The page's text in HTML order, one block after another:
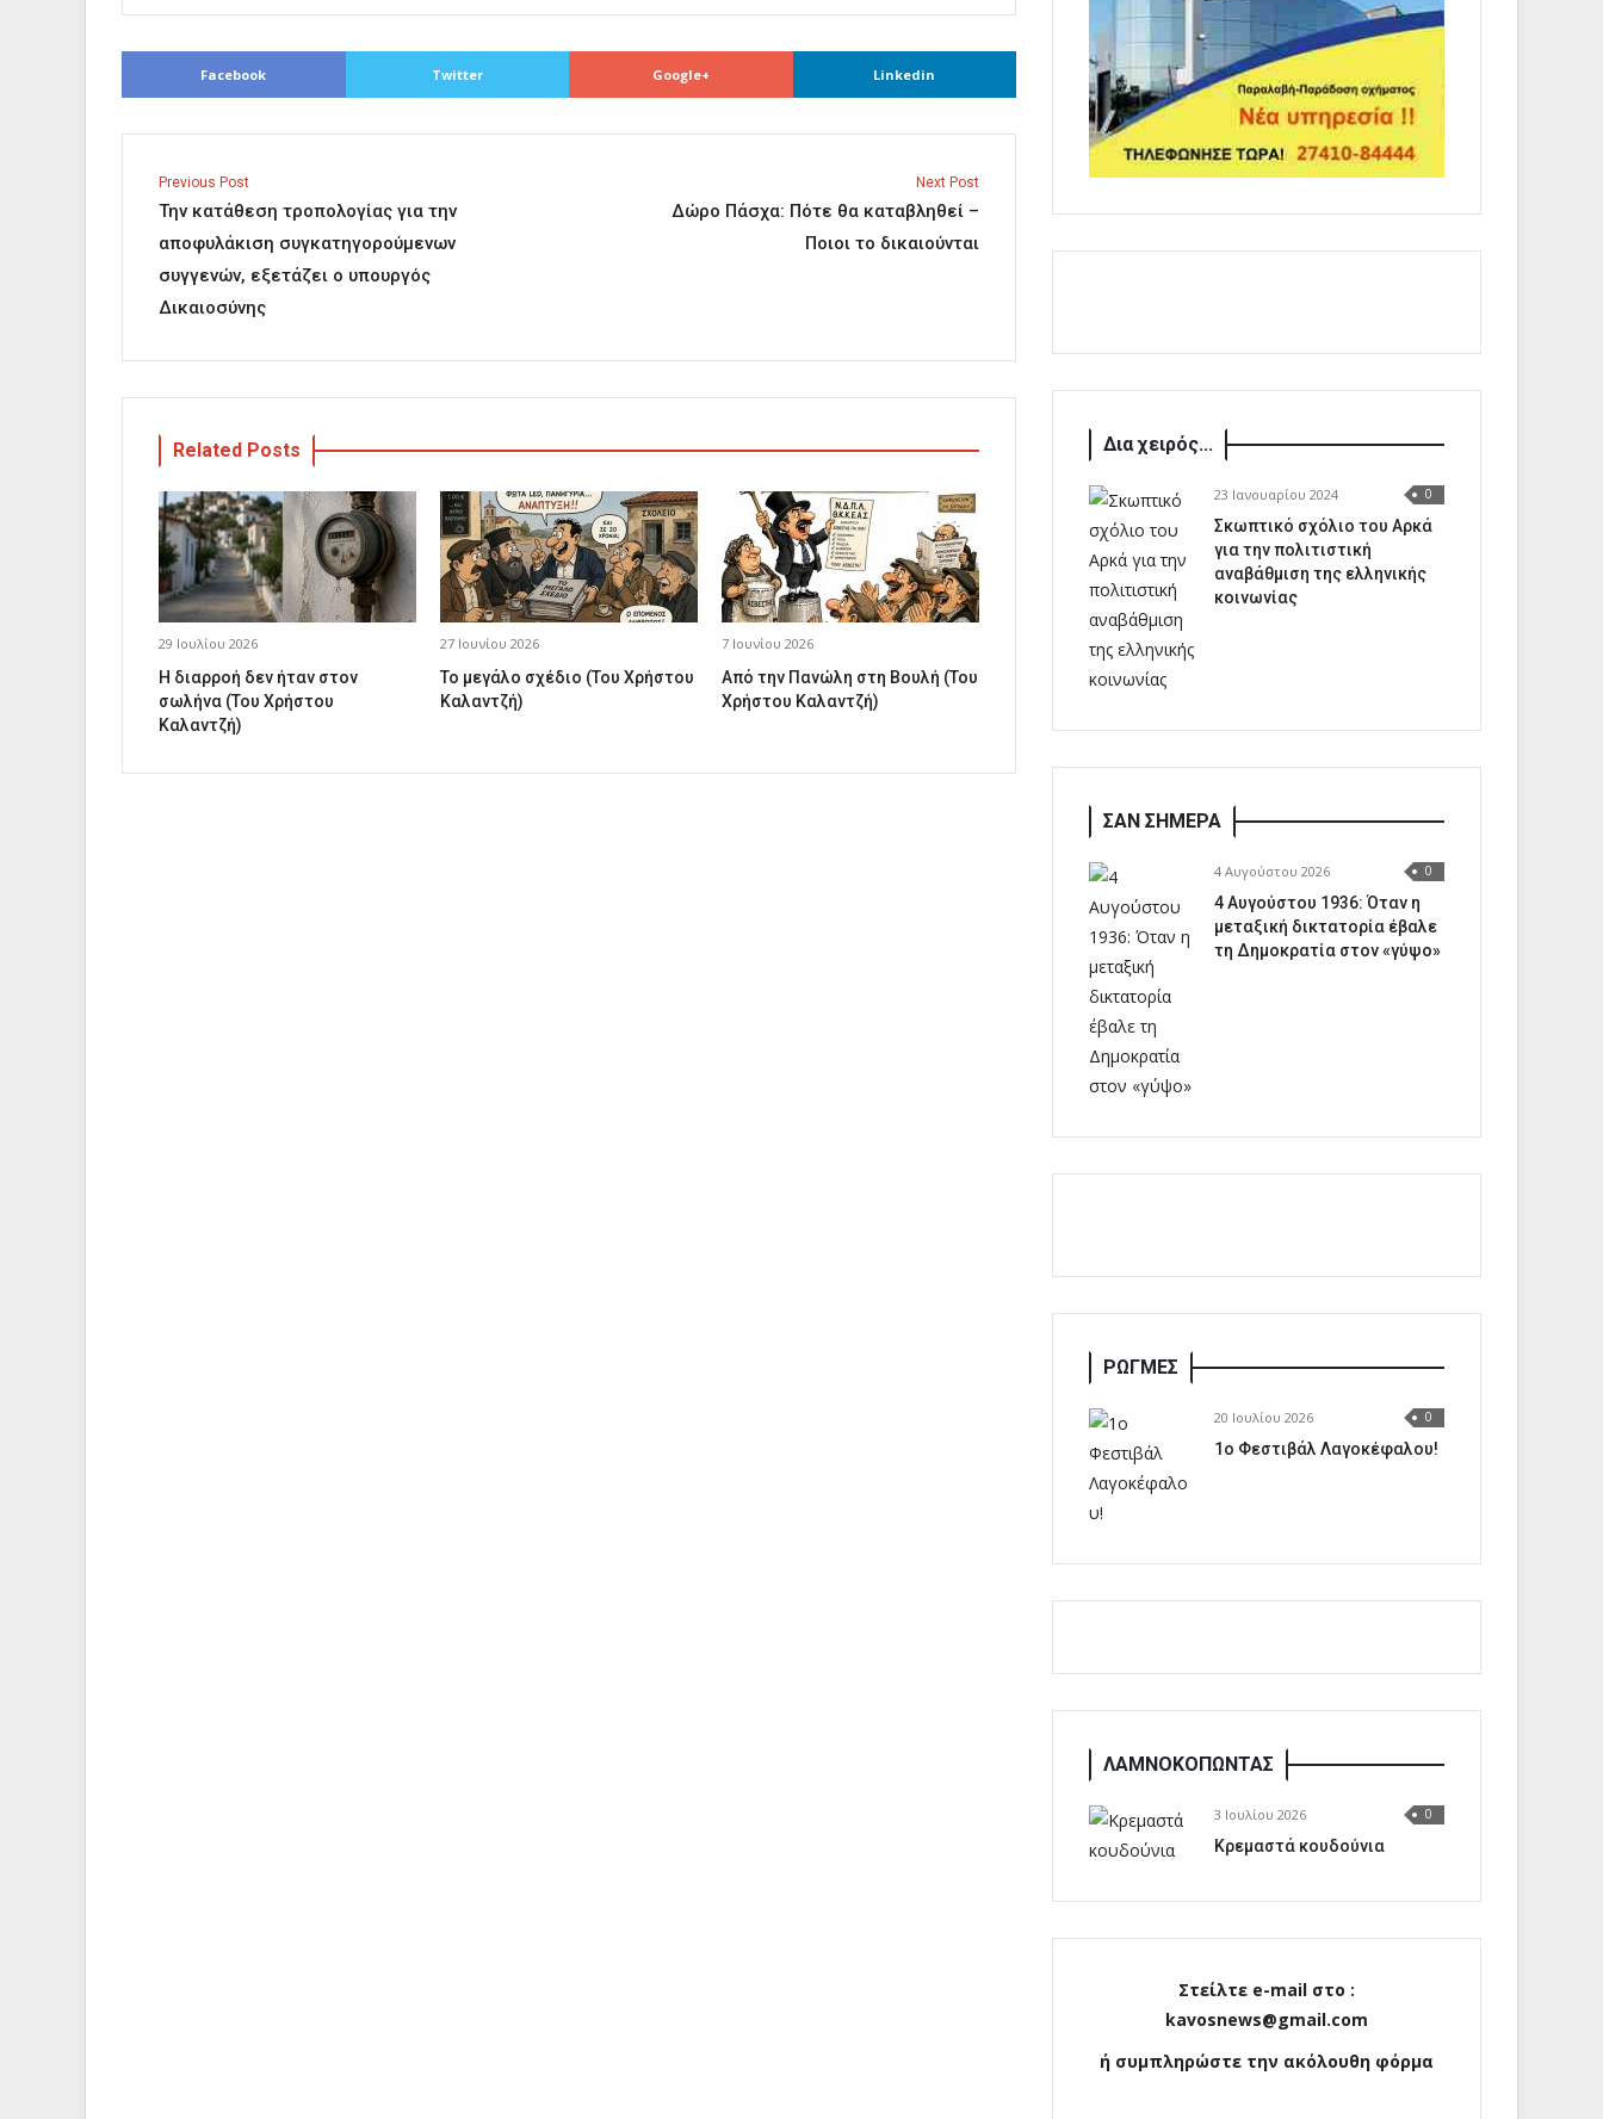
Facebook Twitter Google+ Linkedin
Previous Post
Την κατάθεση τροπολογίας για την
αποφυλάκιση συγκατηγορούμενων
συγγενών, εξετάζει ο υπουργός
Δικαιοσύνης
Next Post
Δώρο Πάσχα: Πότε θα καταβληθεί –
Ποιοι το δικαιούνται
Related Posts
29 Ιουλίου 2026
Η διαρροή δεν ήταν στον
σωλήνα (Του Χρήστου
Καλαντζή)
27 Ιουνίου 2026
Το μεγάλο σχέδιο (Του Χρήστου
Καλαντζή)
7 Ιουνίου 2026
Από την Πανώλη στη Βουλή (Του
Χρήστου Καλαντζή)
Δια χειρός...
23 Ιανουαρίου 2024 0
Σκωπτικό σχόλιο του Αρκά
για την πολιτιστική
αναβάθμιση της ελληνικής
κοινωνίας
ΣΑΝ ΣΗΜΕΡΑ
4 Αυγούστου 2026 0
4 Αυγούστου 1936: Όταν η
μεταξική δικτατορία έβαλε
τη Δημοκρατία στον «γύψο»
ΡΩΓΜΕΣ
20 Ιουλίου 2026 0
1o Φεστιβάλ Λαγοκέφαλου!
ΛΑΜΝΟΚΟΠΩΝΤΑΣ
3 Ιουλίου 2026 0
Κρεμαστά κουδούνια
Στείλτε e-mail στο :
kavosnews@gmail.com
ή συμπληρώστε την ακόλουθη φόρμα